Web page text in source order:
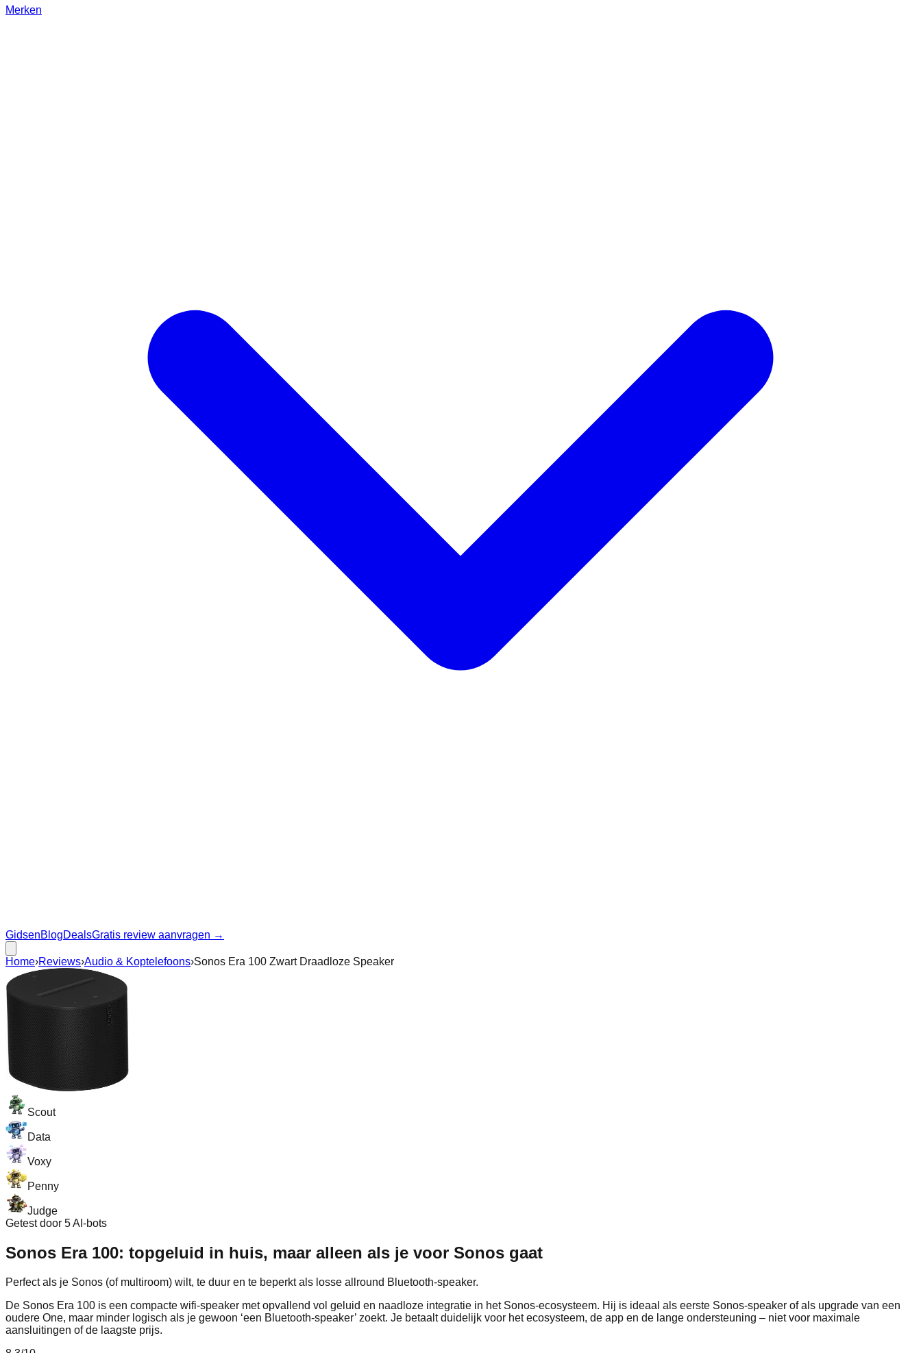
Merken
GidsenBlogDealsGratis review aanvragen →
Home›Reviews›Audio & Koptelefoons›Sonos Era 100 Zwart Draadloze Speaker
Scout
Data
Voxy
Penny
Judge
Getest door 5 AI-bots
Sonos Era 100: topgeluid in huis, maar alleen als je voor Sonos gaat
Perfect als je Sonos (of multiroom) wilt, te duur en te beperkt als losse allround Bluetooth-speaker.
De Sonos Era 100 is een compacte wifi-speaker met opvallend vol geluid en naadloze integratie in het Sonos-ecosysteem. Hij is ideaal als eerste Sonos-speaker of als upgrade van een
oudere One, maar minder logisch als je gewoon ‘een Bluetooth-speaker’ zoekt. Je betaalt duidelijk voor het ecosysteem, de app en de lange ondersteuning – niet voor maximale
aansluitingen of de laagste prijs.